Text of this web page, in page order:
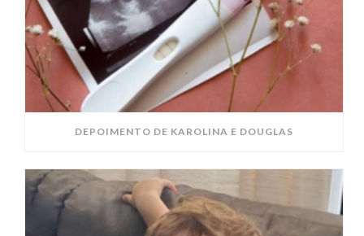
DEPOIMENTO DE KAROLINA E DOUGLAS